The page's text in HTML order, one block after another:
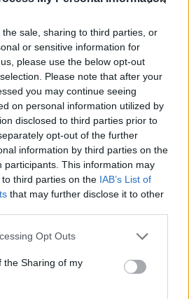
sale, sharing to third parties, or
or sensitive information for
please use the below opt-out
Please note that after your
you may continue seeing
on personal information utilized by
disclosed to third parties prior to
opt-out of the further
information by third parties on the
participants. This information may
third parties on the IAB’s List of
that may further disclose it to other
app uses one or more Google
usage behaviour. You may click to
Google and its third-party tags to
specified purposes in below Google
Opt Outs
the Sharing of my
διόδια με το e-pass ενώ έχει